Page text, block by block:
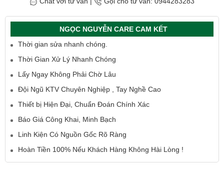
NGỌC NGUYỄN CARE CAM KẾT
Thời gian sửa nhanh chóng.
Thời Gian Xử Lý Nhanh Chóng
Lấy Ngay Không Phải Chờ Lâu
Đội Ngũ KTV Chuyên Nghiệp , Tay Nghề Cao
Thiết bị Hiện Đại, Chuẩn Đoán Chính Xác
Báo Giá Công Khai, Minh Bạch
Linh Kiện Có Nguồn Gốc Rõ Ràng
Hoàn Tiền 100% Nếu Khách Hàng Không Hài Lòng !